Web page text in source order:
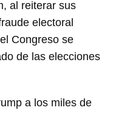
al reiterar sus
electoral
Congreso se
de las elecciones
a los miles de